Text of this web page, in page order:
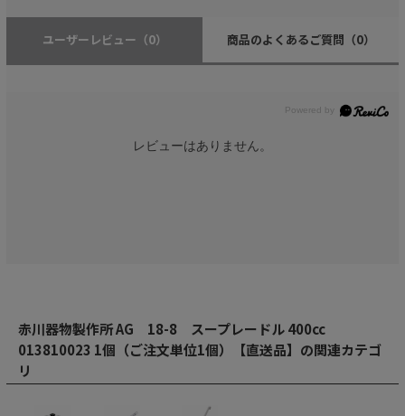
ユーザーレビュー （0） 商品のよくあるご質問 （0）
レビューはありません。
赤川器物製作所 AG 18-8 スープレードル 400cc
013810023 1個（ご注文単位1個）【直送品】の関連カテゴ
リ